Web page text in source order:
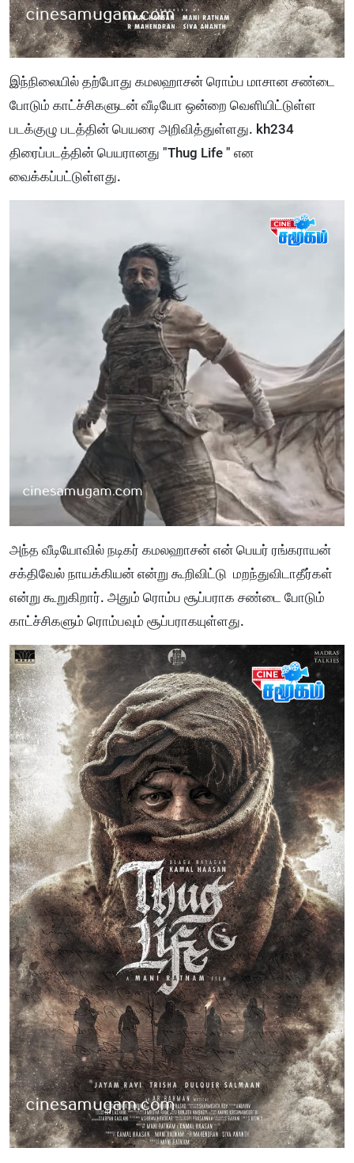
இந்நிலையில் தற்போது கமலஹாசன் ரொம்ப மாசான சண்டை
போடும் காட்ச்சிகளுடன் வீடியோ ஒன்றை வெளியிட்டுள்ள
படக்குழு படத்தின் பெயரை அறிவித்துள்ளது. kh234
திரைப்படத்தின் பெயரானது "Thug Life " என
வைக்கப்பட்டுள்ளது.
அந்த வீடியோவில் நடிகர் கமலஹாசன் என் பெயர் ரங்கராயன்
சக்திவேல் நாயக்கியன் என்று கூறிவிட்டு மறந்துவிடாதீர்கள்
என்று கூறுகிறார். அதும் ரொம்ப சூப்பராக சண்டை போடும்
காட்ச்சிகளும் ரொம்பவும் சூப்பராகயுள்ளது.